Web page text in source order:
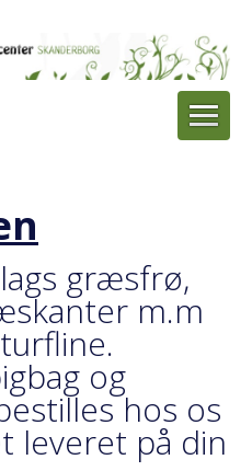
græsfrø,
m.m
og
hos os
leveret på din